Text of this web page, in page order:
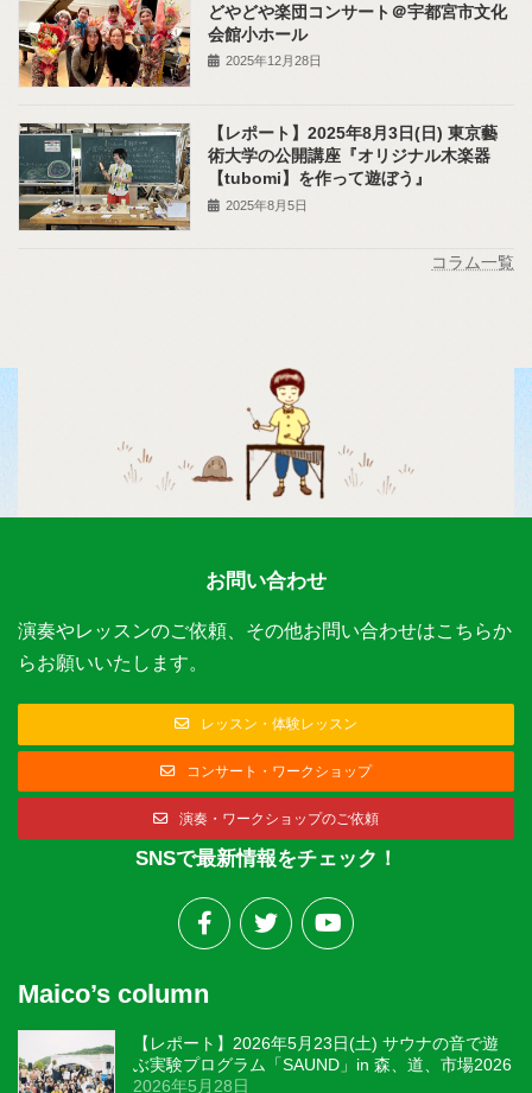
どやどや楽団コンサート＠宇都宮市文化
会館小ホール
2025年12月28日
【レポート】2025年8月3日(日) 東京藝
術大学の公開講座『オリジナル木楽器
【tubomi】を作って遊ぼう』
2025年8月5日
コラム一覧
お問い合わせ
演奏やレッスンのご依頼、その他お問い合わせはこちらか
らお願いいたします。
レッスン・体験レッスン
コンサート・ワークショップ
演奏・ワークショップのご依頼
SNSで最新情報をチェック！
Maico’s column
【レポート】2026年5月23日(土) サウナの音で遊
ぶ実験プログラム「SAUND」in 森、道、市場2026
2026年5月28日